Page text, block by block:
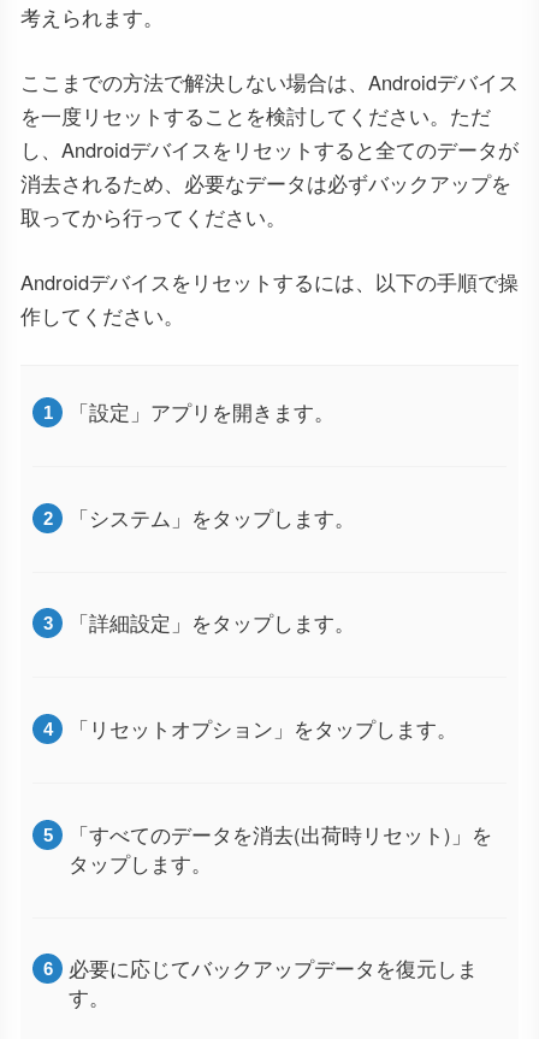
考えられます。
ここまでの方法で解決しない場合は、Androidデバイス
を一度リセットすることを検討してください。ただ
し、Androidデバイスをリセットすると全てのデータが
消去されるため、必要なデータは必ずバックアップを
取ってから行ってください。
Androidデバイスをリセットするには、以下の手順で操
作してください。
「設定」アプリを開きます。
「システム」をタップします。
「詳細設定」をタップします。
「リセットオプション」をタップします。
「すべてのデータを消去(出荷時リセット)」を
タップします。
必要に応じてバックアップデータを復元しま
す。